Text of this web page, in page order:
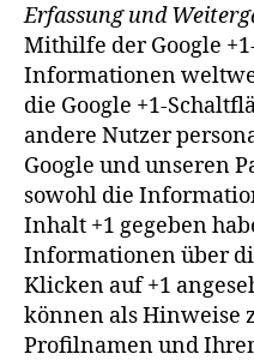
Erfassung und
Mithilfe der Google
Informationen
die Google +1-
andere Nutzer
Google und unseren
sowohl die
Inhalt +1 gegeben
Informationen über
Klicken auf +1
können als Hinweise
Profilnamen und